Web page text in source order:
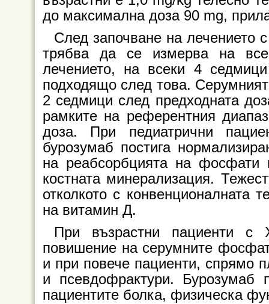
до максимална доза 90 mg,
След започване на лечението
трябва да се измерва на
лечението, на всеки 4
подходящо след това.
2 седмици след предходната
рамките на референтния
доза. При педиатрични
бурозумаб постига
на реабсорбцията на фосфати
костната минерализация.
отколкото с конвенционалната
на витамин Д.
При възрастни пациенти с
повишение на серумните
и при повече пациенти, спрямо
и псевдофрактури. Бурозумаб
пациентите болка, физическа